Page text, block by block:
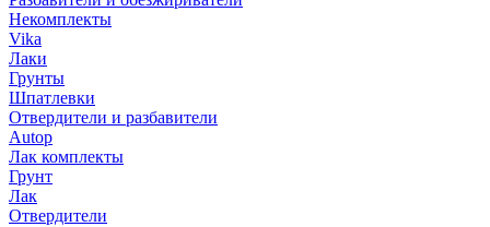
Некомплекты
Vika
Лаки
Грунты
Шпатлевки
Отвердители и разбавители
Autop
Лак комплекты
Грунт
Лак
Отвердители